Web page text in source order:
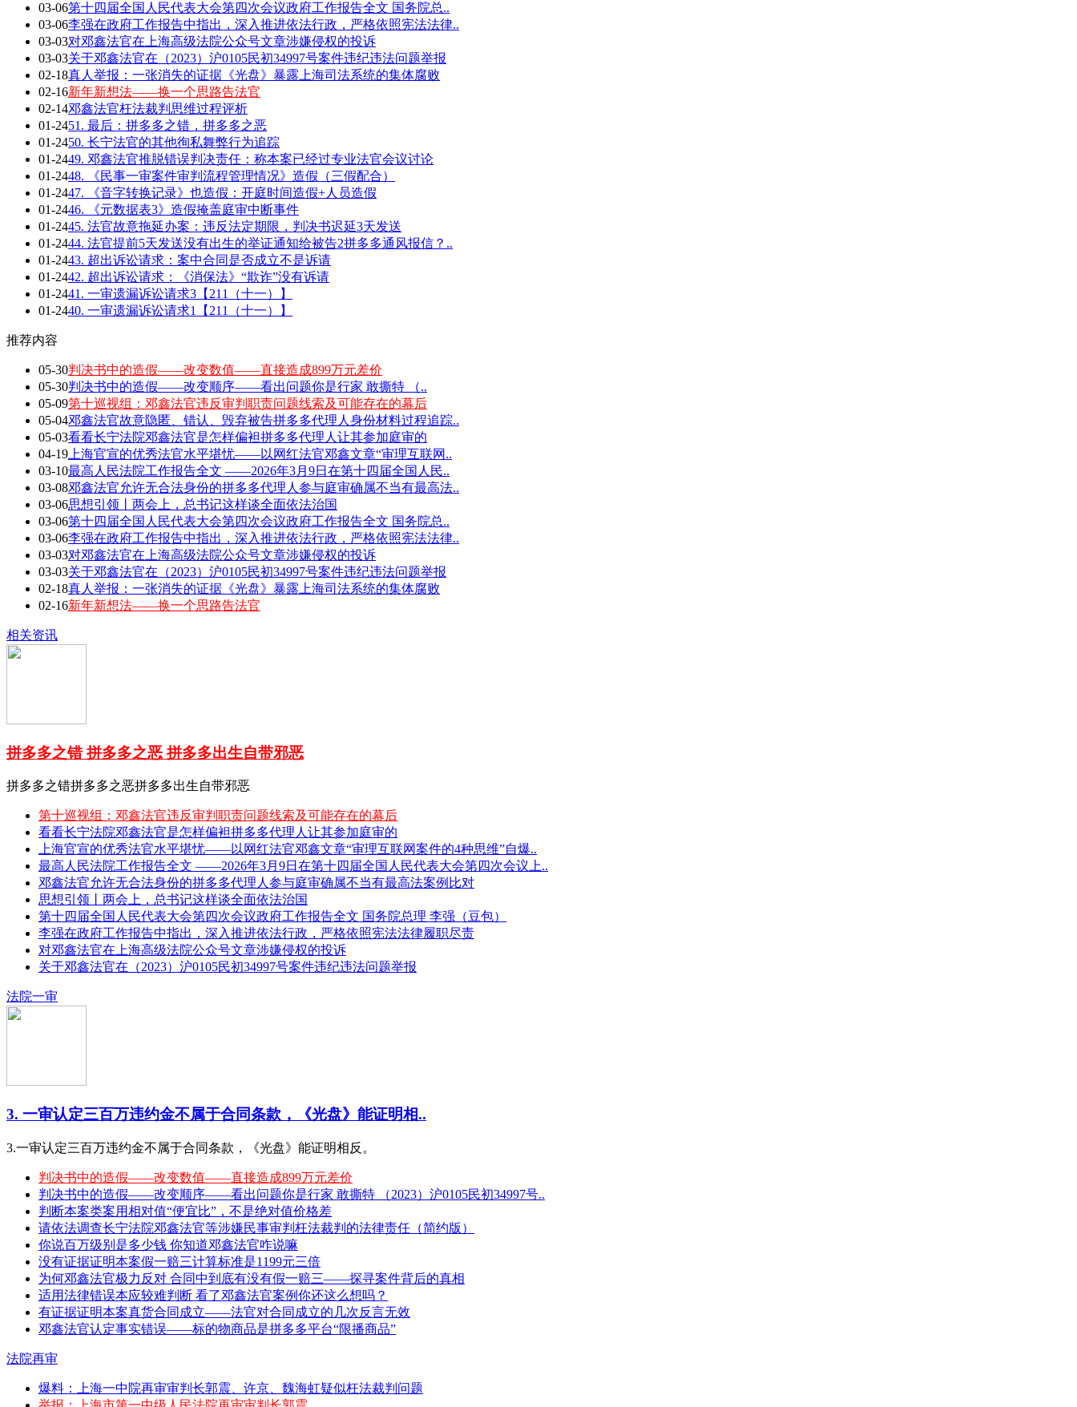
03-06第十四届全国人民代表大会第四次会议政府工作报告全文 国务院总..
03-06李强在政府工作报告中指出，深入推进依法行政，严格依照宪法法律..
03-03对邓鑫法官在上海高级法院公众号文章涉嫌侵权的投诉
03-03关于邓鑫法官在（2023）沪0105民初34997号案件违纪违法问题举报
02-18真人举报：一张消失的证据《光盘》暴露上海司法系统的集体腐败
02-16新年新想法——换一个思路告法官
02-14邓鑫法官枉法裁判思维过程评析
01-2451. 最后：拼多多之错，拼多多之恶
01-2450. 长宁法官的其他徇私舞弊行为追踪
01-2449. 邓鑫法官推脱错误判决责任：称本案已经过专业法官会议讨论
01-2448. 《民事一审案件审判流程管理情况》造假（三假配合）
01-2447. 《音字转换记录》也造假：开庭时间造假+人员造假
01-2446. 《元数据表3》造假掩盖庭审中断事件
01-2445. 法官故意拖延办案：违反法定期限，判决书迟延3天发送
01-2444. 法官提前5天发送没有出生的举证通知给被告2拼多多通风报信？..
01-2443. 超出诉讼请求：案中合同是否成立不是诉请
01-2442. 超出诉讼请求：《消保法》“欺诈”没有诉请
01-2441. 一审遗漏诉讼请求3【211（十一）】
01-2440. 一审遗漏诉讼请求1【211（十一）】
推荐内容
05-30判决书中的造假——改变数值——直接造成899万元差价
05-30判决书中的造假——改变顺序——看出问题你是行家 敢撕特 （..
05-09第十巡视组：邓鑫法官违反审判职责问题线索及可能存在的幕后
05-04邓鑫法官故意隐匿、错认、毁弃被告拼多多代理人身份材料过程追踪..
05-03看看长宁法院邓鑫法官是怎样偏袒拼多多代理人让其参加庭审的
04-19 上海官宣的优秀法官水平堪忧——以网红法官邓鑫文章“审理互联网..
03-10最高人民法院工作报告全文 ——2026年3月9日在第十四届全国人民..
03-08邓鑫法官允许无合法身份的拼多多代理人参与庭审确属不当有最高法..
03-06思想引领丨两会上，总书记这样谈全面依法治国
03-06第十四届全国人民代表大会第四次会议政府工作报告全文 国务院总..
03-06李强在政府工作报告中指出，深入推进依法行政，严格依照宪法法律..
03-03对邓鑫法官在上海高级法院公众号文章涉嫌侵权的投诉
03-03关于邓鑫法官在（2023）沪0105民初34997号案件违纪违法问题举报
02-18真人举报：一张消失的证据《光盘》暴露上海司法系统的集体腐败
02-16新年新想法——换一个思路告法官
相关资讯
拼多多之错 拼多多之恶 拼多多出生自带邪恶
拼多多之错拼多多之恶拼多多出生自带邪恶
第十巡视组：邓鑫法官违反审判职责问题线索及可能存在的幕后
看看长宁法院邓鑫法官是怎样偏袒拼多多代理人让其参加庭审的
上海官宣的优秀法官水平堪忧——以网红法官邓鑫文章“审理互联网案件的4种思维”自爆..
最高人民法院工作报告全文 ——2026年3月9日在第十四届全国人民代表大会第四次会议上..
邓鑫法官允许无合法身份的拼多多代理人参与庭审确属不当有最高法案例比对
思想引领丨两会上，总书记这样谈全面依法治国
第十四届全国人民代表大会第四次会议政府工作报告全文 国务院总理 李强（豆包）
李强在政府工作报告中指出，深入推进依法行政，严格依照宪法法律履职尽责
对邓鑫法官在上海高级法院公众号文章涉嫌侵权的投诉
关于邓鑫法官在（2023）沪0105民初34997号案件违纪违法问题举报
法院一审
3. 一审认定三百万违约金不属于合同条款，《光盘》能证明相..
3.一审认定三百万违约金不属于合同条款，《光盘》能证明相反。
判决书中的造假——改变数值——直接造成899万元差价
判决书中的造假——改变顺序——看出问题你是行家 敢撕特 （2023）沪0105民初34997号..
判断本案类案用相对值“便宜比”，不是绝对值价格差
请依法调查长宁法院邓鑫法官等涉嫌民事审判枉法裁判的法律责任（简约版）
你说百万级别是多少钱 你知道邓鑫法官咋说嘛
没有证据证明本案假一赔三计算标准是1199元三倍
为何邓鑫法官极力反对 合同中到底有没有假一赔三——探寻案件背后的真相
适用法律错误本应较难判断 看了邓鑫法官案例你还这么想吗？
有证据证明本案真货合同成立——法官对合同成立的几次反言无效
邓鑫法官认定事实错误——标的物商品是拼多多平台“限播商品”
法院再审
爆料：上海一中院再审审判长郭震、许京、魏海虹疑似枉法裁判问题